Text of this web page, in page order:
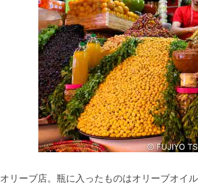
オリーブ店。瓶に入ったものはオリーブオイル